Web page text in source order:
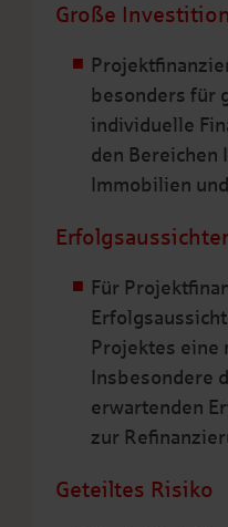
Große
besonders für
individuelle
den Bereichen
Immobilien
Für
Projektes eine
Insbesondere
erwartenden
zur
Geteiltes Risiko